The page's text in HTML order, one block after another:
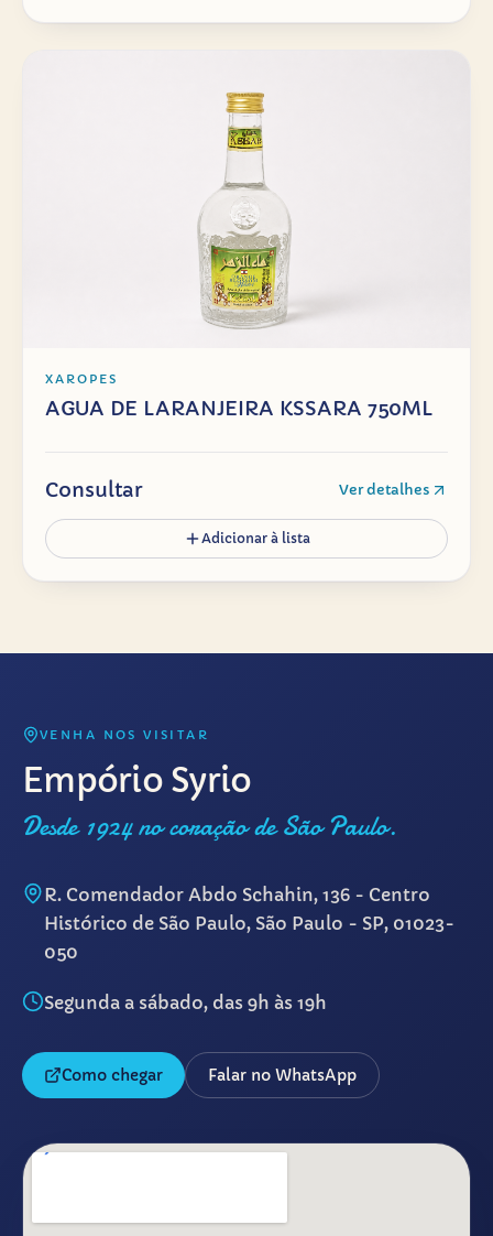
XAROPES
AGUA DE LARANJEIRA KSSARA 750ML
Consultar Ver detalhes
Adicionar à lista
VENHA NOS VISITAR
Empório Syrio
Desde 1924 no coração de São Paulo.
R. Comendador Abdo Schahin, 136 - Centro
Histórico de São Paulo, São Paulo - SP, 01023-
050
Segunda a sábado, das 9h às 19h
Como chegar Falar no WhatsApp